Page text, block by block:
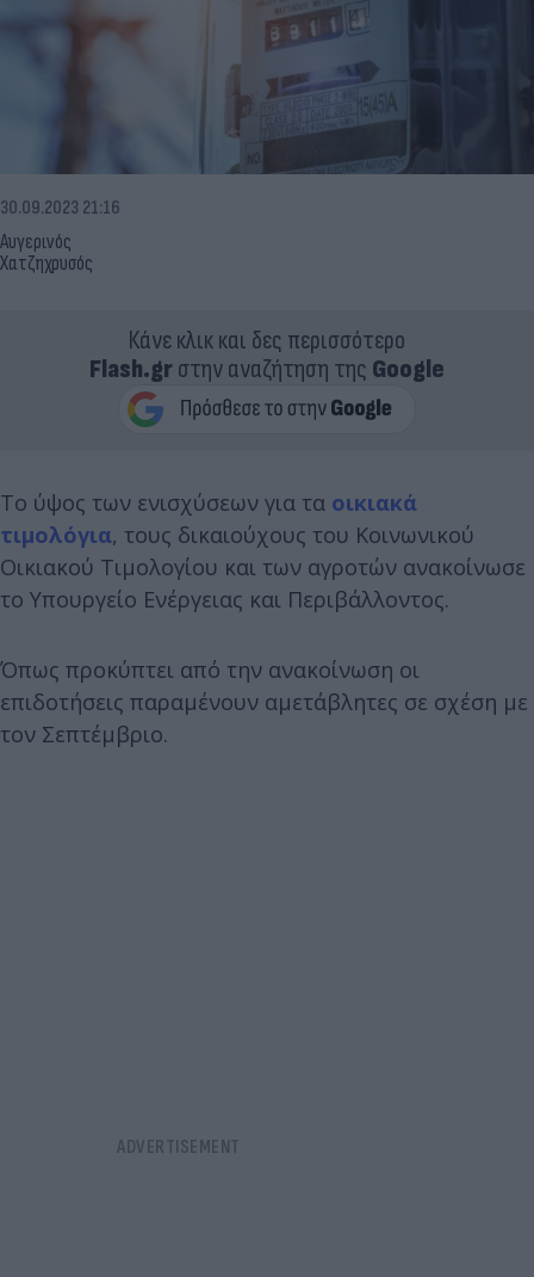
Αυγερινός
Χατζηχρυσός
30.09.2023 21:16
Κάνε κλικ και δες περισσότερο
Flash.grστην αναζήτηση της Google
To ύψος των ενισχύσεων για τα οικιακά
τιμολόγια, τους δικαιούχους του Κοινωνικού
Οικιακού Τιμολογίου και των αγροτών ανακοίνωσε
το Υπουργείο Ενέργειας και Περιβάλλοντος.
Όπως προκύπτει από την ανακοίνωση οι
επιδοτήσεις παραμένουν αμετάβλητες σε σχέση με
τον Σεπτέμβριο.